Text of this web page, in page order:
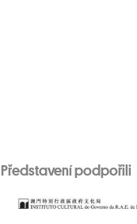
Představení podpořili